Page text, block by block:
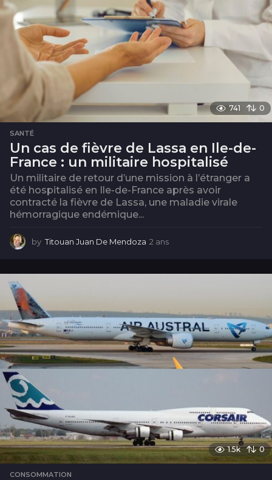
741 0
SANTÉ
Un cas de fièvre de Lassa en Ile-de-
France : un militaire hospitalisé
Un militaire de retour d’une mission à l’étranger a
été hospitalisé en Ile-de-France après avoir
contracté la fièvre de Lassa, une maladie virale
hémorragique endémique...
by Titouan Juan De Mendoza 2 ans
s
1.5k 0
CONSOMMATION